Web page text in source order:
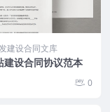
建设合同文库
建设合同协议范本
0